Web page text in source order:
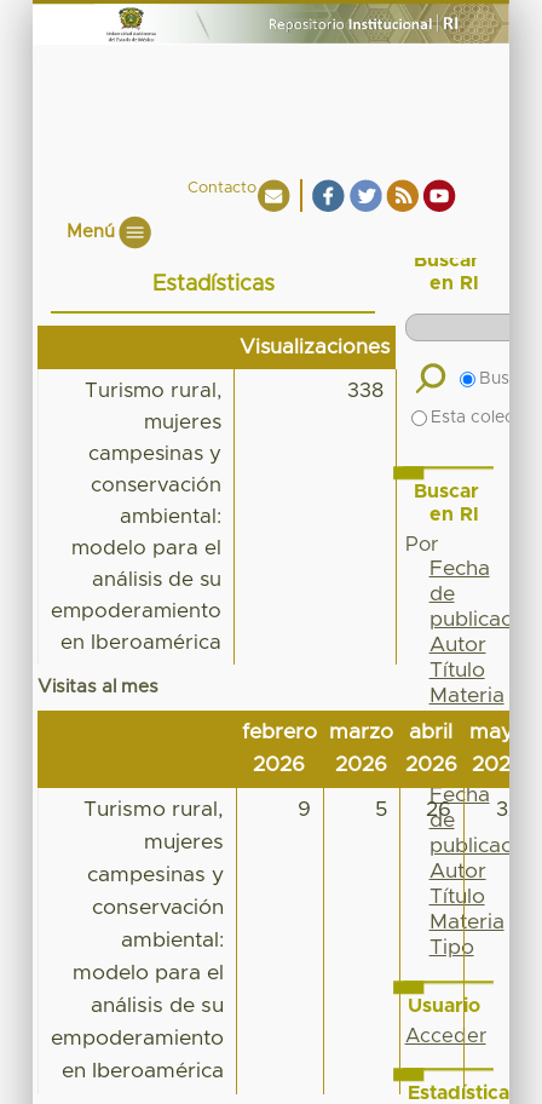
Contacto
Menú
Estadísticas
Visualizaciones
Turismo rural,
mujeres
campesinas y
conservación
ambiental:
modelo para el
análisis de su
empoderamiento
en Iberoamérica
338
Visitas al mes
febrero
2026
marzo
2026
abril
2026
mayo
2026
Turismo rural,
mujeres
campesinas y
conservación
ambiental:
modelo para el
análisis de su
empoderamiento
en Iberoamérica
9 5 26 32
Buscar
en RI
Buscar
Esta
Buscar
en RI
Por
Fecha
de
publicación
Autor
Título
Materia
Tipo
colección
Fecha
de
publicación
Autor
Título
Materia
Tipo
Usuario
Acceder
Estadísticas